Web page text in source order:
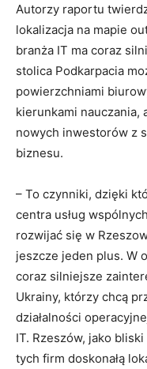
Autorzy raportu
lokalizacja na mapie
branża IT ma coraz
stolica Podkarpacia
powierzchniami
kierunkami nauczania,
nowych inwestorów z
biznesu.
– To czynniki, dzięki
centra usług
rozwijać się w
jeszcze jeden plus. W
coraz silniejsze
Ukrainy, którzy chcą
działalności
IT. Rzeszów, jako
tych firm doskonałą